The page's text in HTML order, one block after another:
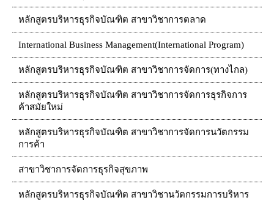
หลักสูตรบริหารธุรกิจบัณฑิต สาขาวิชาการตลาด
International Business Management(International Program)
หลักสูตรบริหารธุรกิจบัณฑิต สาขาวิชาการจัดการ(ทางไกล)
หลักสูตรบริหารธุรกิจบัณฑิต สาขาวิชาการจัดการธุรกิจการ
ค้าสมัยใหม่
หลักสูตรบริหารธุรกิจบัณฑิต สาขาวิชาการจัดการนวัตกรรม
การค้า
สาขาวิชาการจัดการธุรกิจสุขภาพ
หลักสูตรบริหารธุรกิจบัณฑิต สาขาวิชานวัตกรรมการบริหาร